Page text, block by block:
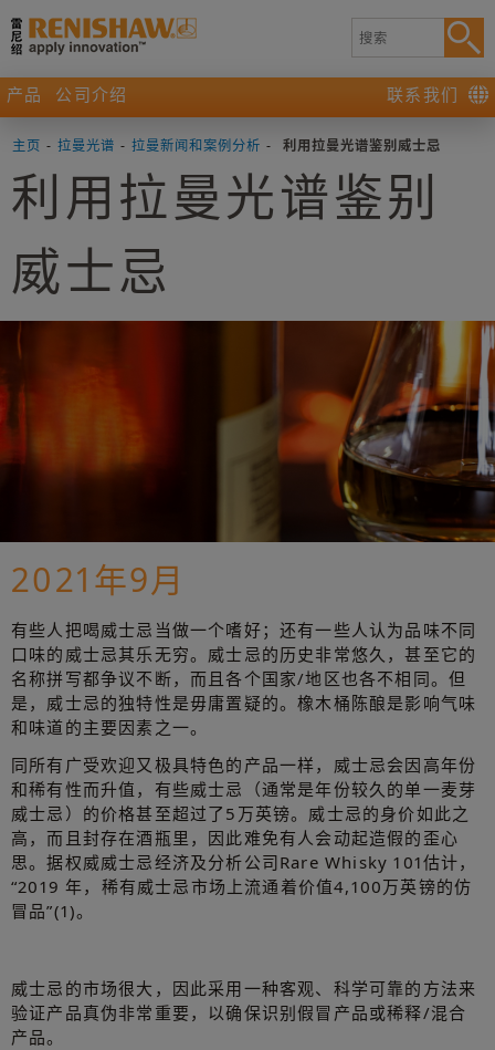
产品 公司介绍 联系我们
主页 - 拉曼光谱 - 拉曼新闻和案例分析 - 利用拉曼光谱鉴别威士忌
利用拉曼光谱鉴别
威士忌
2021年9月
有些人把喝威士忌当做一个嗜好；还有一些人认为品味不同
口味的威士忌其乐无穷。威士忌的历史非常悠久，甚至它的
名称拼写都争议不断，而且各个国家/地区也各不相同。但
是，威士忌的独特性是毋庸置疑的。橡木桶陈酿是影响气味
和味道的主要因素之一。
同所有广受欢迎又极具特色的产品一样，威士忌会因高年份
和稀有性而升值，有些威士忌（通常是年份较久的单一麦芽
威士忌）的价格甚至超过了5万英镑。威士忌的身价如此之
高，而且封存在酒瓶里，因此难免有人会动起造假的歪心
思。据权威威士忌经济及分析公司Rare Whisky 101估计，
“2019 年，稀有威士忌市场上流通着价值4,100万英镑的仿
冒品”(1)。
威士忌的市场很大，因此采用一种客观、科学可靠的方法来
验证产品真伪非常重要，以确保识别假冒产品或稀释/混合
产品。